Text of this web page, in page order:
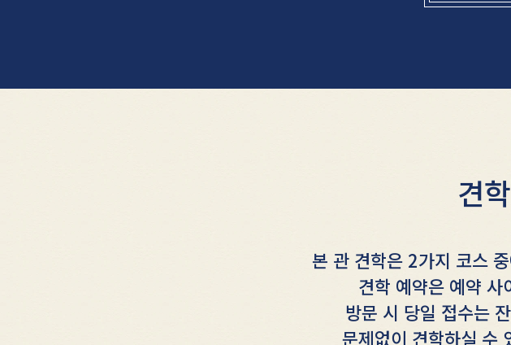
견
본 관 견학은 2가지 코스
견학 예약은 예약 사
방문 시 당일 접수는
문제없이 견학하실 수